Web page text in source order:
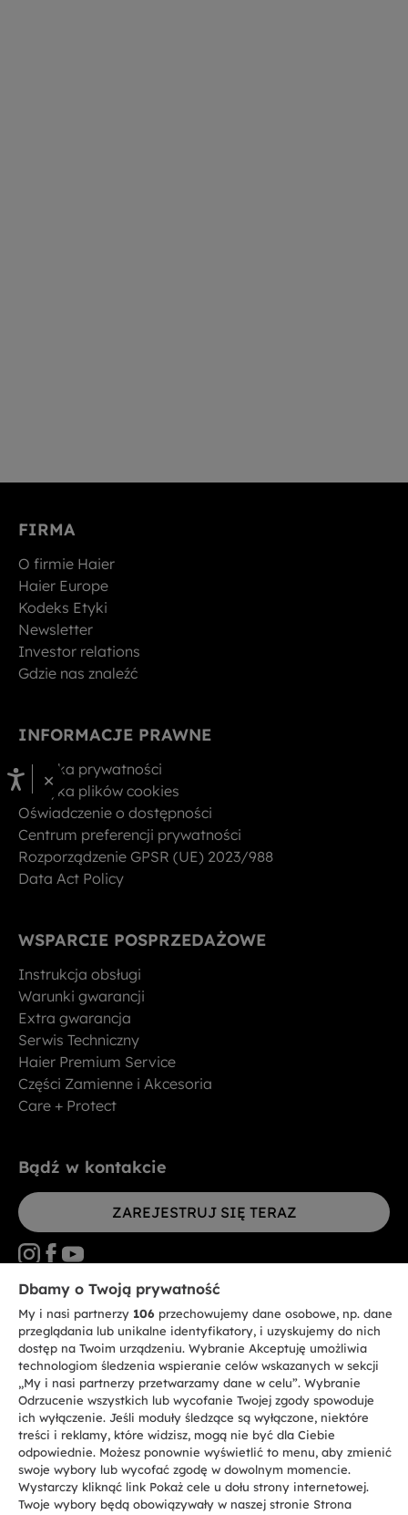
FIRMA
O firmie Haier
Haier Europe
Kodeks Etyki
Newsletter
Investor relations
Gdzie nas znaleźć
INFORMACJE PRAWNE
Polityka prywatności
Polityka plików cookies
Oświadczenie o dostępności
Centrum preferencji prywatności
Rozporządzenie GPSR (UE) 2023/988
Data Act Policy
WSPARCIE POSPRZEDAŻOWE
Instrukcja obsługi
Warunki gwarancji
Extra gwarancja
Serwis Techniczny
Haier Premium Service
Części Zamienne i Akcesoria
Care + Protect
Bądź w kontakcie
ZAREJESTRUJ SIĘ TERAZ
CANDY HOOVER GROUP S.r.I. - jednoosobowa sp. z.o.o. - SIEDZIBA
STATUTOWA: Via Comolli, 57 - 20861 Brugherio (MB) - Włochy -
SIEDZIBY ADMINISTRACYJNE: Via Privata Eden Fumagalli bez
nadanego numeru - 20861 Brugherio (MB) i Via Trento nr 20/A-22 - 20871
Vimercate (MB) - Włochy - Tel.: +39.039.2086.1 - Faks: +39.039.2086.237 -
Kapitał zakładowy 35.000.000,00 € wpłacony w całości - Kod identyfikacji
podatkowej i nr wpisu do Rejestru przedsiębiorstw dla rejonu Mediolan-
Monza-Brianza-Lodi 04666310158 - NIP 00786860965 - Numer wpisu do
Repertorium Ekonomiczno - Administracyjnego REA: MB-1033934 -
Autoryzacja IT AEOF 211870 - Spółka podlega zarządzaniu i koordynacji
Candy S.p.A.
PL / Polski
×
Dbamy o Twoją prywatność
My i nasi partnerzy 106 przechowujemy dane osobowe, np. dane
przeglądania lub unikalne identyfikatory, i uzyskujemy do nich
dostęp na Twoim urządzeniu. Wybranie Akceptuję umożliwia
technologiom śledzenia wspieranie celów wskazanych w sekcji
„My i nasi partnerzy przetwarzamy dane w celu”. Wybranie
Odrzucenie wszystkich lub wycofanie Twojej zgody spowoduje
ich wyłączenie. Jeśli moduły śledzące są wyłączone, niektóre
treści i reklamy, które widzisz, mogą nie być dla Ciebie
odpowiednie. Możesz ponownie wyświetlić to menu, aby zmienić
swoje wybory lub wycofać zgodę w dowolnym momencie.
Wystarczy kliknąć link Pokaż cele u dołu strony internetowej.
Twoje wybory będą obowiązywały w naszej stronie Strona